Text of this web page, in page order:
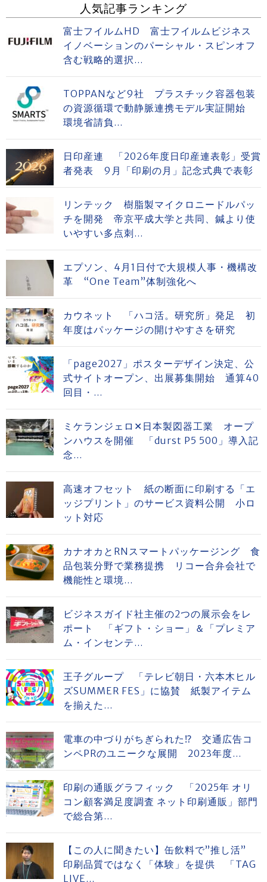
人気記事ランキング
富士フイルムHD 富士フイルムビジネス
イノベーションのパーシャル・スピンオフ
含む戦略的選択...
TOPPANなど9社 プラスチック容器包装
の資源循環で動静脈連携モデル実証開始
環境省請負...
日印産連 「2026年度日印産連表彰」受賞
者発表 9月「印刷の月」記念式典で表彰
リンテック 樹脂製マイクロニードルパッ
チを開発 帝京平成大学と共同、鍼より使
いやすい多点刺...
エプソン、4月1日付で大規模人事・機構改
革 “One Team”体制強化へ
カウネット 「ハコ活。研究所」発足 初
年度はパッケージの開けやすさを研究
「page2027」ポスターデザイン決定、公
式サイトオープン、出展募集開始 通算40
回目・...
ミケランジェロ✕日本製図器工業 オープ
ンハウスを開催 「durst P5 500」導入記
念...
高速オフセット 紙の断面に印刷する「エ
ッジプリント」のサービス資料公開 小ロ
ット対応
カナオカとRNスマートパッケージング 食
品包装分野で業務提携 リコー合弁会社で
機能性と環境...
ビジネスガイド社主催の2つの展示会をレ
ポート 「ギフト・ショー」＆「プレミア
ム・インセンテ...
王子グループ 「テレビ朝日・六本木ヒル
ズSUMMER FES」に協賛 紙製アイテム
を揃えた...
電車の中づりがちぎられた⁉ 交通広告コ
ンペPRのユニークな展開 2023年度...
印刷の通販グラフィック 「2025年 オリ
コン顧客満足度調査 ネット印刷通販」部門
で総合第...
【この人に聞きたい】缶飲料で”推し活”
印刷品質ではなく「体験」を提供 「TAG
LIVE...